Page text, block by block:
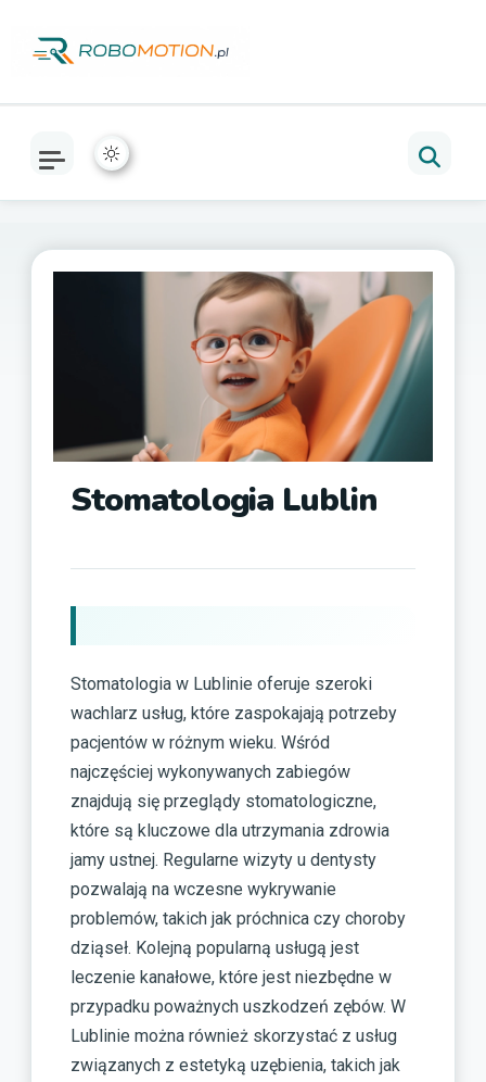
Stomatologia Lublin
Stomatologia w Lublinie oferuje szeroki
wachlarz usług, które zaspokajają potrzeby
pacjentów w różnym wieku. Wśród
najczęściej wykonywanych zabiegów
znajdują się przeglądy stomatologiczne,
które są kluczowe dla utrzymania zdrowia
jamy ustnej. Regularne wizyty u dentysty
pozwalają na wczesne wykrywanie
problemów, takich jak próchnica czy choroby
dziąseł. Kolejną popularną usługą jest
leczenie kanałowe, które jest niezbędne w
przypadku poważnych uszkodzeń zębów. W
Lublinie można również skorzystać z usług
związanych z estetyką uzębienia, takich jak